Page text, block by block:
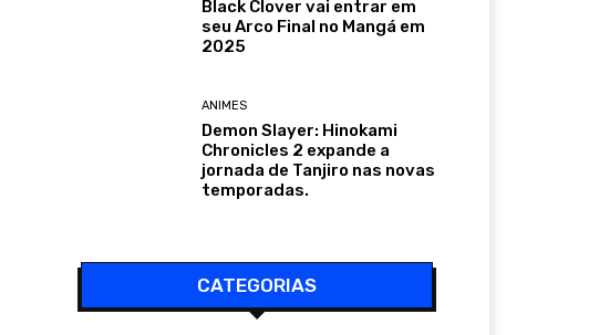
Black Clover vai entrar em
seu Arco Final no Mangá em
2025
ANIMES
Demon Slayer: Hinokami
Chronicles 2 expande a
jornada de Tanjiro nas novas
temporadas.
CATEGORIAS